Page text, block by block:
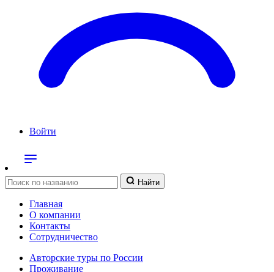
Войти
Найти
Главная
О компании
Контакты
Сотрудничество
Авторские туры по России
Проживание